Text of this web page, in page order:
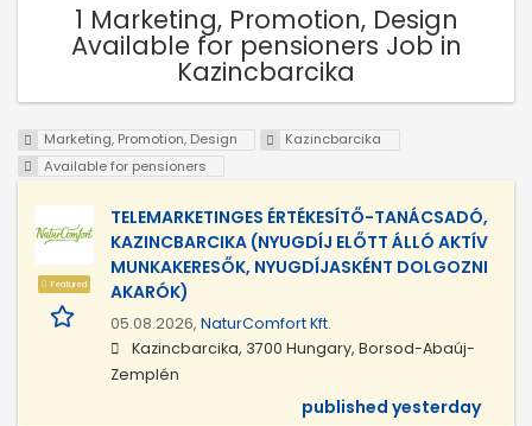
1 Marketing, Promotion, Design
Available for pensioners Job in
Kazincbarcika
Marketing, Promotion, Design
Kazincbarcika
Available for pensioners
Featured
TELEMARKETINGES ÉRTÉKESÍTŐ-TANÁCSADÓ,
KAZINCBARCIKA (NYUGDÍJ ELŐTT ÁLLÓ AKTÍV
MUNKAKERESŐK, NYUGDÍJASKÉNT DOLGOZNI
AKARÓK)
05.08.2026, NaturComfort Kft.
Kazincbarcika, 3700 Hungary, Borsod-Abaúj-
Zemplén
published yesterday